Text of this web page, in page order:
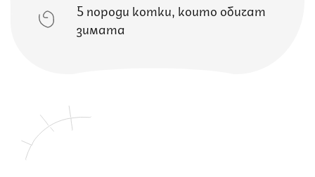
5 породи котки, които обичат
зимата